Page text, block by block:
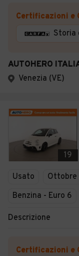
Certificazioni e
Storia
AUTOHERO
Venezia (VE)
19
Usato Ottobre
Benzina - Euro 6
Descrizione
Certificazioni e